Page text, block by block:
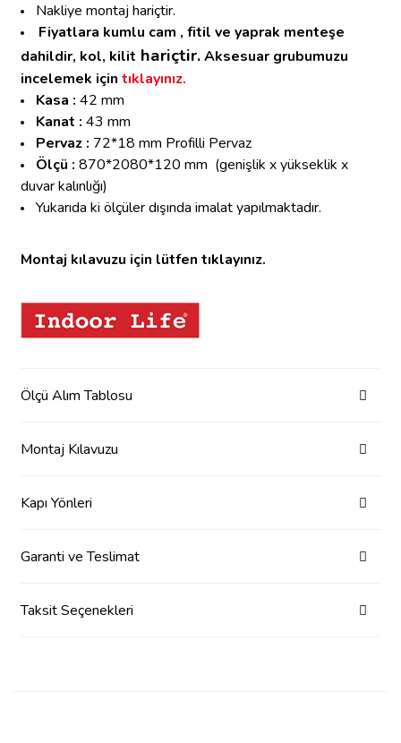
Nakliye montaj hariçtir.
Fiyatlara kumlu cam , fitil ve yaprak menteşe
dahildir, kol, kilit hariçtir.Aksesuar grubumuzu
incelemek için tıklayınız.
Kasa : 42 mm
Kanat : 43 mm
Pervaz : 72*18 mm Profilli Pervaz
Ölçü : 870*2080*120 mm (genişlik x yükseklik x
duvar kalınlığı)
Yukarıda ki ölçüler dışında imalat yapılmaktadır.
Montaj kılavuzu için lütfen tıklayınız.
Ölçü Alım Tablosu
Montaj Kılavuzu
Kapı Yönleri
Garanti ve Teslimat
Taksit Seçenekleri